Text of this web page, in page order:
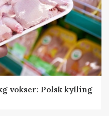
vokser: Polsk kylling